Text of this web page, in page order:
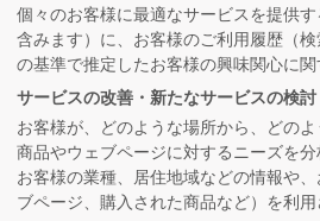
個々のお客様に最適なサービスを提供
含みます）に、お客様のご利用履歴（
の基準で推定したお客様の興味関心に
サービスの改善・新たなサービスの検討
お客様が、どのような場所から、どの
商品やウェブページに対するニーズを
お客様の業種、居住地域などの情報や
ブページ、購入された商品など）を利用